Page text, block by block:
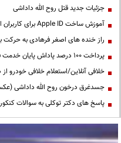
جزئیات جدید قتل روح الله داداشی
آموزش ساخت Apple ID برای کاربران ایرانی
راز خنده های اصغر فرهادی به حرکت
پرداخت ۱۰۰ درصد پاداش پایان خدمت فرهنگیان
خلافی آنلاین/استعلام خلافی خودرو از
جسدغرق درخون روح الله داداشی
پاسخ های دکتر توکلی به سوالات